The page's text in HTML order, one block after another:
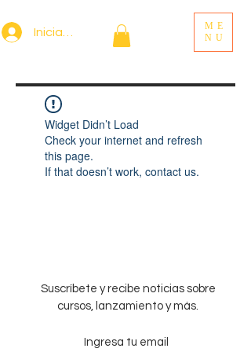
Iniciar sesión
ME
NU
Widget Didn’t Load
Check your internet and refresh
this page.
If that doesn’t work, contact us.
Suscríbete y recibe noticias sobre
cursos, lanzamiento y más.